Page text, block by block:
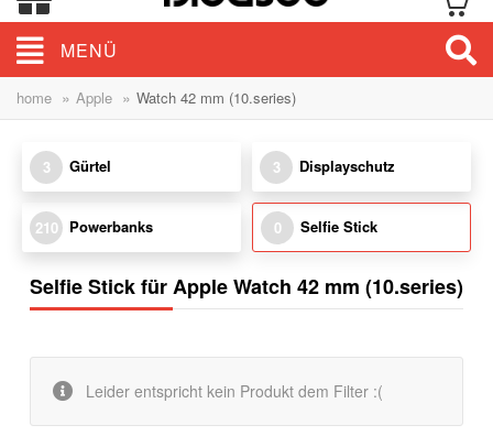
MENÜ
home » Apple » Watch 42 mm (10.series)
3 Gürtel 3 Displayschutz
210 Powerbanks 0 Selfie Stick
Selfie Stick für Apple Watch 42 mm (10.series)
Leider entspricht kein Produkt dem Filter :(